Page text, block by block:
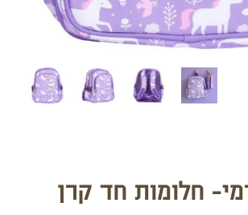
חלומות חד קרן